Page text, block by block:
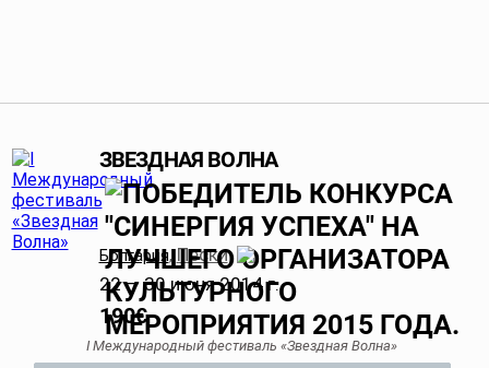
ЗВЕЗДНАЯ ВОЛНА
Болгария,Пески
22 — 30 июня 2014 г.
190€
I Международный фестиваль «Звездная Волна»